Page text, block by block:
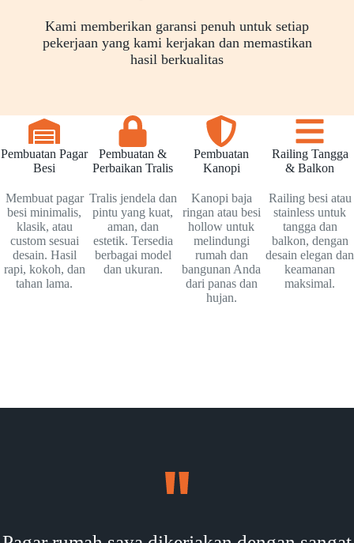
Kami memberikan garansi penuh untuk setiap
pekerjaan yang kami kerjakan dan memastikan
hasil berkualitas
Pembuatan Pagar
Besi
Membuat pagar
besi minimalis,
klasik, atau
custom sesuai
desain. Hasil
rapi, kokoh, dan
tahan lama.
Pembuatan &
Perbaikan Tralis
Tralis jendela dan
pintu yang kuat,
aman, dan
estetik. Tersedia
berbagai model
dan ukuran.
Pembuatan
Kanopi
Kanopi baja
ringan atau besi
hollow untuk
melindungi
rumah dan
bangunan Anda
dari panas dan
hujan.
Railing Tangga
& Balkon
Railing besi atau
stainless untuk
tangga dan
balkon, dengan
desain elegan dan
keamanan
maksimal.